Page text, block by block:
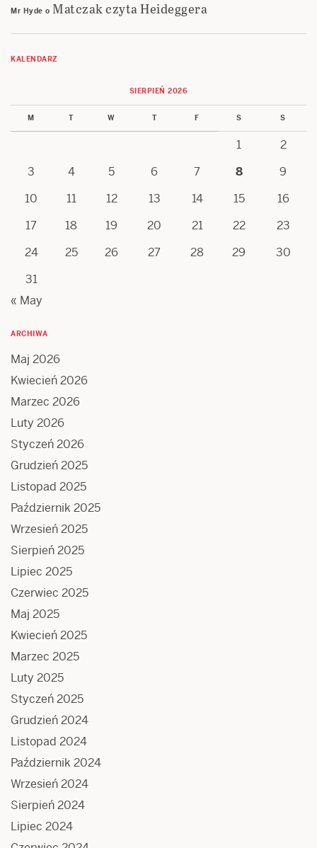
Mr Hyde o Matczak czyta Heideggera
KALENDARZ
SIERPIEŃ 2026
M T W T F S S
1
2
3
4 5 6 7 8
9
10
11 12 13 14 15
16
17
18 19 20 21 22
23
24
25 26 27 28 29
30
31
« May
ARCHIWA
Maj 2026
Kwiecień 2026
Marzec 2026
Luty 2026
Styczeń 2026
Grudzień 2025
Listopad 2025
Październik 2025
Wrzesień 2025
Sierpień 2025
Lipiec 2025
Czerwiec 2025
Maj 2025
Kwiecień 2025
Marzec 2025
Luty 2025
Styczeń 2025
Grudzień 2024
Listopad 2024
Październik 2024
Wrzesień 2024
Sierpień 2024
Lipiec 2024